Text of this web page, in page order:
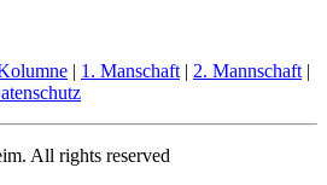
| 1. Manschaft | 2. Mannschaft |
All rights reserved